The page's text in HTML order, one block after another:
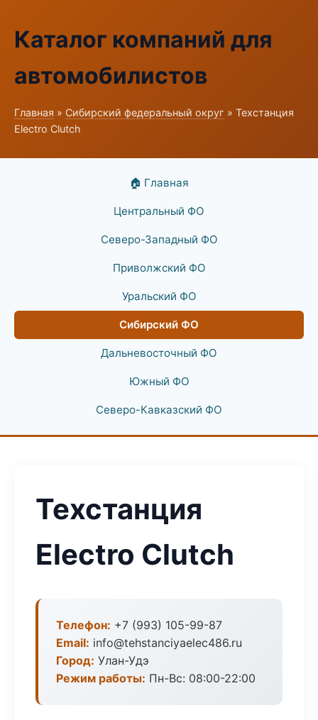
Каталог компаний для
автомобилистов
Главная » Сибирский федеральный округ » Техстанция
Electro Clutch
🏠 Главная
Центральный ФО
Северо-Западный ФО
Приволжский ФО
Уральский ФО
Сибирский ФО
Дальневосточный ФО
Южный ФО
Северо-Кавказский ФО
Техстанция
Electro Clutch
Телефон: +7 (993) 105-99-87
Email: info@tehstanciyaelec486.ru
Город: Улан-Удэ
Режим работы: Пн-Вс: 08:00-22:00